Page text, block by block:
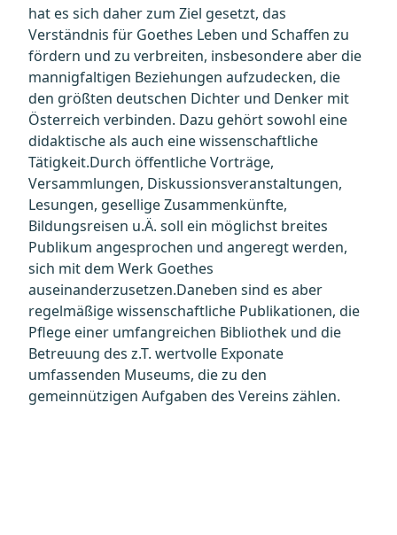
hat es sich daher zum Ziel gesetzt, das
Verständnis für Goethes Leben und Schaffen zu
fördern und zu verbreiten, insbesondere aber die
mannigfaltigen Beziehungen aufzudecken, die
den größten deutschen Dichter und Denker mit
Österreich verbinden. Dazu gehört sowohl eine
didaktische als auch eine wissenschaftliche
Tätigkeit.Durch öffentliche Vorträge,
Versammlungen, Diskussionsveranstaltungen,
Lesungen, gesellige Zusammenkünfte,
Bildungsreisen u.Ä. soll ein möglichst breites
Publikum angesprochen und angeregt werden,
sich mit dem Werk Goethes
auseinanderzusetzen.Daneben sind es aber
regelmäßige wissenschaftliche Publikationen, die
Pflege einer umfangreichen Bibliothek und die
Betreuung des z.T. wertvolle Exponate
umfassenden Museums, die zu den
gemeinnützigen Aufgaben des Vereins zählen.